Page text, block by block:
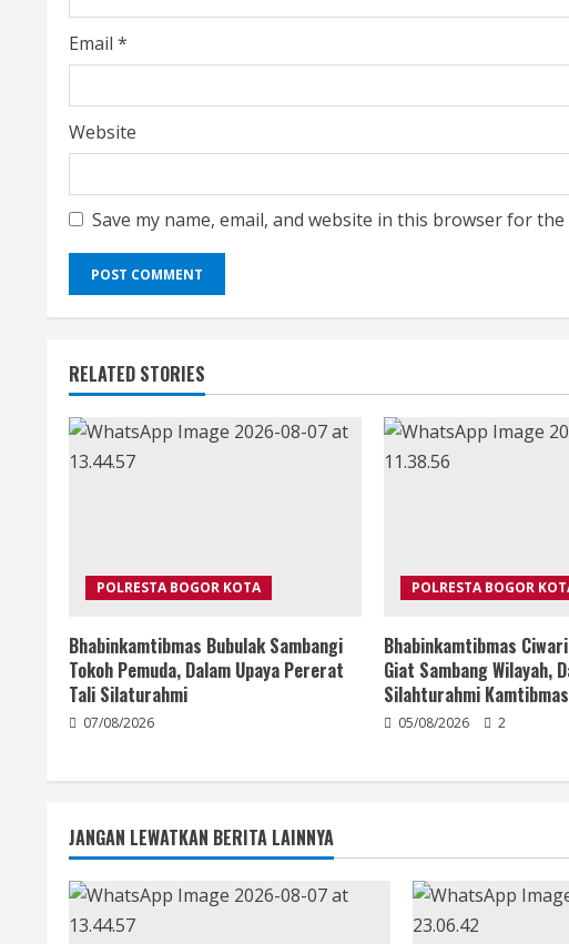
Email *
Website
Save my name, email, and website in this browser for
RELATED STORIES
POLRESTA BOGOR KOTA
Bhabinkamtibmas Bubulak Sambangi
Tokoh Pemuda, Dalam Upaya Pererat
Tali Silaturahmi
07/08/2026
POLRESTA BOGOR
Bhabinkamtibmas
Giat Sambang Wilayah,
Silahturahmi Kamtibmas
05/08/2026 2
JANGAN LEWATKAN BERITA LAINNYA